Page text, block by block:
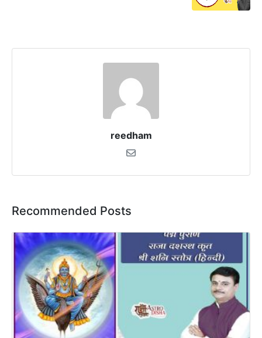
reedham
Recommended Posts